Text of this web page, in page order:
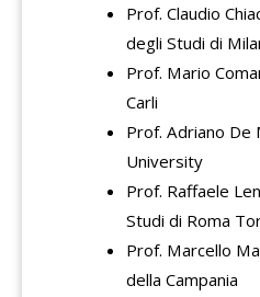
Prof. Claudio
degli Studi di
Prof. Mario
Carli
Prof. Adriano De
University
Prof. Raffaele
Studi di Roma
Prof. Marcello
della Campania